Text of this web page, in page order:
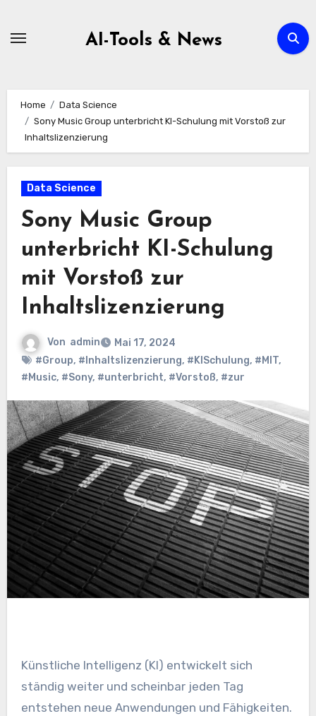
AI-Tools & News
Home
Data Science
Sony Music Group unterbricht KI-Schulung mit Vorstoß zur
Inhaltslizenzierung
Data Science
Sony Music Group
unterbricht KI-Schulung
mit Vorstoß zur
Inhaltslizenzierung
Von admin
Mai 17, 2024
#Group, #Inhaltslizenzierung, #KISchulung, #MIT,
#Music, #Sony, #unterbricht, #Vorstoß, #zur
Künstliche Intelligenz (KI) entwickelt sich
ständig weiter und scheinbar jeden Tag
entstehen neue Anwendungen und Fähigkeiten.